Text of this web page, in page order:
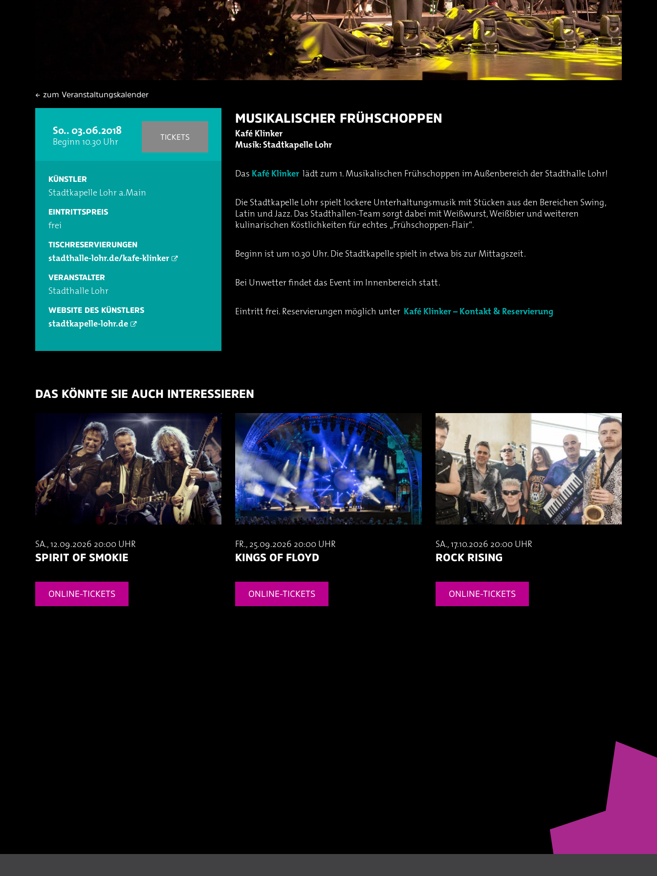
← zum Veranstaltungskalender
So.. 03.06.2018
Beginn 10.30 Uhr
TICKETS
KÜNSTLER
Stadtkapelle Lohr a.Main
EINTRITTSPREIS
frei
TISCHRESERVIERUNGEN
stadthalle-lohr.de/kafe-klinker
VERANSTALTER
Stadthalle Lohr
WEBSITE DES KÜNSTLERS
stadtkapelle-lohr.de
MUSIKALISCHER FRÜHSCHOPPEN
Kafé Klinker
Musik: Stadtkapelle Lohr
Das Kafé Klinker lädt zum 1. Musikalischen Frühschoppen im Außenbereich der Stadthalle Lohr!
Die Stadtkapelle Lohr spielt lockere Unterhaltungsmusik mit Stücken aus den Bereichen Swing,
Latin und Jazz. Das Stadthallen-Team sorgt dabei mit Weißwurst, Weißbier und weiteren
kulinarischen Köstlichkeiten für echtes „Frühschoppen-Flair“.
Beginn ist um 10.30 Uhr. Die Stadtkapelle spielt in etwa bis zur Mittagszeit.
Bei Unwetter findet das Event im Innenbereich statt.
Eintritt frei. Reservierungen möglich unter Kafé Klinker – Kontakt & Reservierung
DAS KÖNNTE SIE AUCH INTERESSIEREN
SA., 12.09.2026 20:00 UHR
SPIRIT OF SMOKIE
ONLINE-TICKETS
FR., 25.09.2026 20:00 UHR
KINGS OF FLOYD
ONLINE-TICKETS
SA., 17.10.2026 20:00 UHR
ROCK RISING
ONLINE-TICKETS